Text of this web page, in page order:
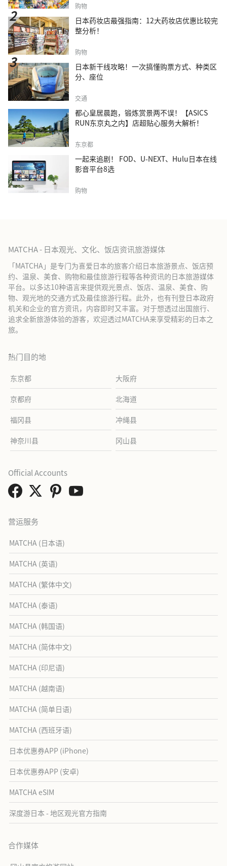
购物
日本药妆店最强指南：12大药妆店优惠比较完
整分析！
购物
日本新干线攻略！一次搞懂购票方式、种类区
分、座位
交通
都心皇居晨跑，锻炼赏景两不误！【ASICS
RUN东京丸之内】店超贴心服务大解析！
东京都
一起来追剧！ FOD、U-NEXT、Hulu日本在线
影音平台8选
购物
MATCHA - 日本观光、文化、饭店资讯旅游媒体
「MATCHA」是专门为喜爱日本的旅客介绍日本旅游景点、饭店预
约、温泉、美食、购物和最佳旅游行程等各种资讯的日本旅游媒体
平台。以多达10种语言来提供观光景点、饭店、温泉、美食、购
物、观光地的交通方式及最佳旅游行程。此外，也有刊登日本政府
机关和企业的官方资讯，内容即时又丰富。对于想透过出国旅行、
追求全新旅游体验的游客，欢迎透过MATCHA来享受精彩的日本之
旅。
热门目的地
东京都 大阪府
京都府 北海道
福冈县 冲绳县
神奈川县 冈山县
营运服务
MATCHA (日本语)
MATCHA (英语)
MATCHA (繁体中文)
MATCHA (泰语)
MATCHA (韩国语)
MATCHA (简体中文)
MATCHA (印尼语)
MATCHA (越南语)
MATCHA (简单日语)
MATCHA (西班牙语)
日本优惠券APP (iPhone)
日本优惠券APP (安卓)
MATCHA eSIM
深度游日本 - 地区观光官方指南
合作媒体
Official Accounts